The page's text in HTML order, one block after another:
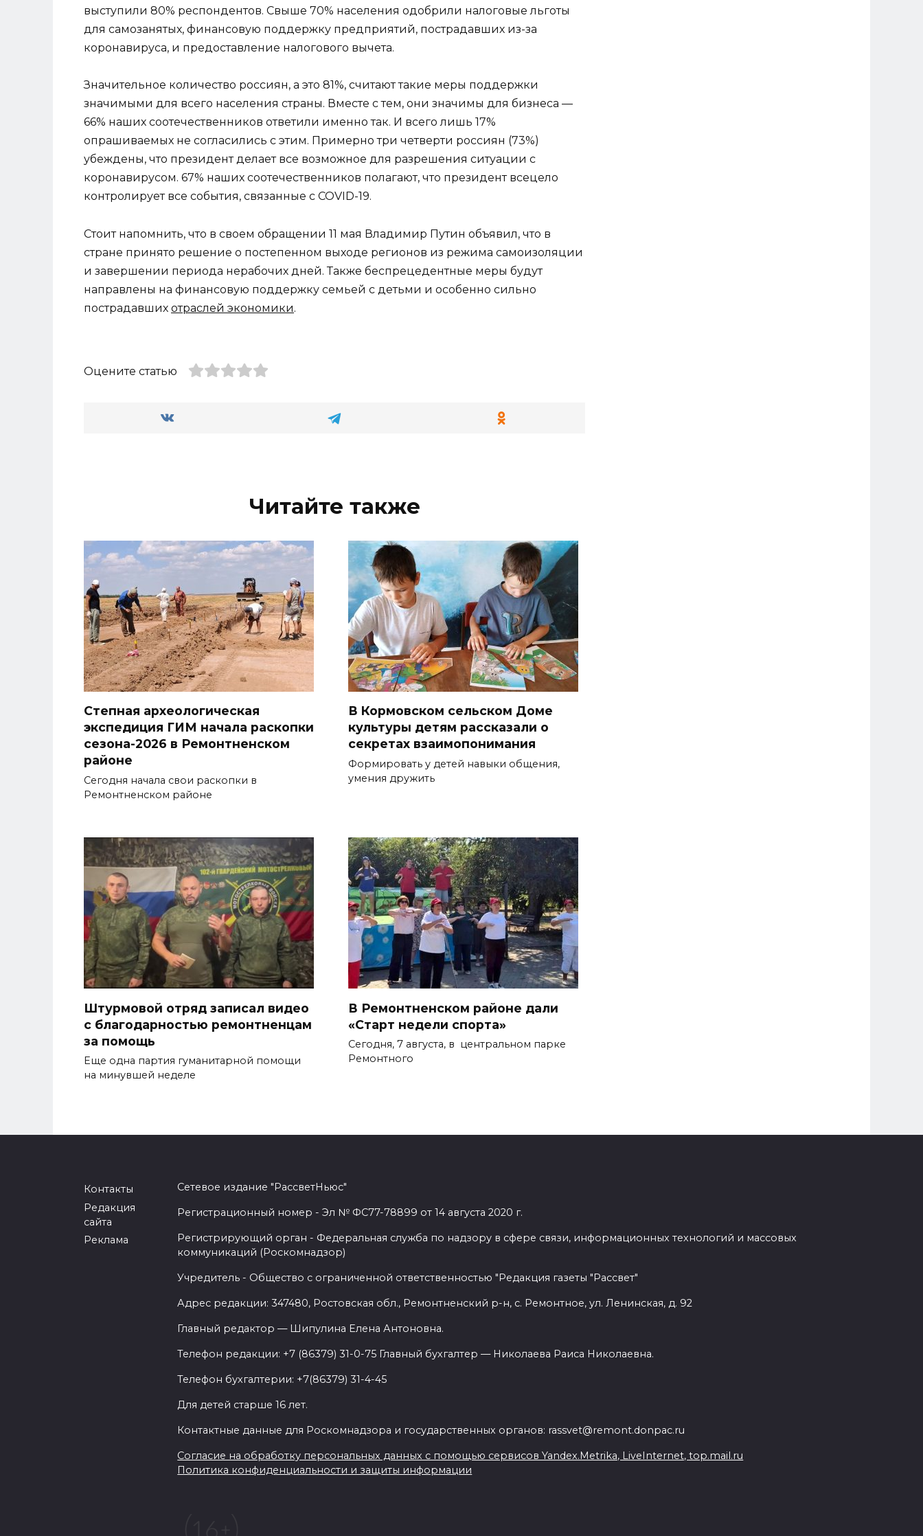
выступили 80% респондентов. Свыше 70% населения одобрили налоговые льготы
для самозанятых, финансовую поддержку предприятий, пострадавших из-за
коронавируса, и предоставление налогового вычета.
Значительное количество россиян, а это 81%, считают такие меры поддержки
значимыми для всего населения страны. Вместе с тем, они значимы для бизнеса —
66% наших соотечественников ответили именно так. И всего лишь 17%
опрашиваемых не согласились с этим. Примерно три четверти россиян (73%)
убеждены, что президент делает все возможное для разрешения ситуации с
коронавирусом. 67% наших соотечественников полагают, что президент всецело
контролирует все события, связанные с COVID-19.
Стоит напомнить, что в своем обращении 11 мая Владимир Путин объявил, что в
стране принято решение о постепенном выходе регионов из режима самоизоляции
и завершении периода нерабочих дней. Также беспрецедентные меры будут
направлены на финансовую поддержку семьей с детьми и особенно сильно
пострадавших отраслей экономики.
Оцените статью
Читайте также
Степная археологическая
экспедиция ГИМ начала раскопки
сезона-2026 в Ремонтненском
районе
Сегодня начала свои раскопки в
Ремонтненском районе
В Кормовском сельском Доме
культуры детям рассказали о
секретах взаимопонимания
Формировать у детей навыки общения,
умения дружить
Штурмовой отряд записал видео
с благодарностью ремонтненцам
за помощь
Еще одна партия гуманитарной помощи
на минувшей неделе
В Ремонтненском районе дали
«Старт недели спорта»
Сегодня, 7 августа, в центральном парке
Ремонтного
Контакты
Редакция
сайта
Реклама
Сетевое издание "РассветНьюс"
Регистрационный номер - Эл № ФС77-78899 от 14 августа 2020 г.
Регистрирующий орган - Федеральная служба по надзору в сфере связи, информационных технологий и массовых
коммуникаций (Роскомнадзор)
Учредитель - Общество с ограниченной ответственностью "Редакция газеты "Рассвет"
Адрес редакции: 347480, Ростовская обл., Ремонтненский р-н, с. Ремонтное, ул. Ленинская, д. 92
Главный редактор — Шипулина Елена Антоновна.
Телефон редакции: +7 (86379) 31-0-75 Главный бухгалтер — Николаева Раиса Николаевна.
Телефон бухгалтерии: +7(86379) 31-4-45
Для детей старше 16 лет.
Контактные данные для Роскомнадзора и государственных органов: rassvet@remont.donpac.ru
Согласие на обработку персональных данных с помощью сервисов Yandex.Metrika, LiveInternet, top.mail.ru
Политика конфиденциальности и защиты информации